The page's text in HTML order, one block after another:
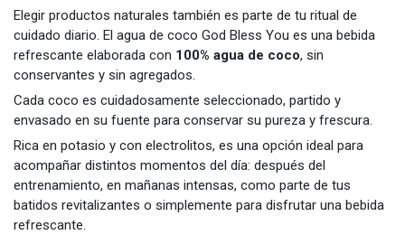
Elegir productos naturales también es parte de tu ritual de
cuidado diario. El agua de coco God Bless You es una bebida
refrescante elaborada con 100% agua de coco, sin
conservantes y sin agregados.
Cada coco es cuidadosamente seleccionado, partido y
envasado en su fuente para conservar su pureza y frescura.
Rica en potasio y con electrolitos, es una opción ideal para
acompañar distintos momentos del día: después del
entrenamiento, en mañanas intensas, como parte de tus
batidos revitalizantes o simplemente para disfrutar una bebida
refrescante.